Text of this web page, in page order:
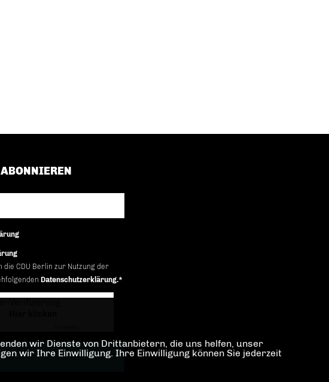
CDU Berlin zur Nutzung der
Datenschutzerklärung.*
wir Dienste von Drittanbietern, die uns helfen, unser
wir Ihre Einwilligung. Ihre Einwilligung können Sie jederzeit